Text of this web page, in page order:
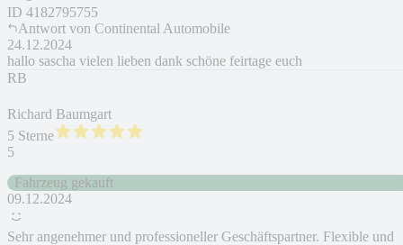
ID 4182795755
Antwort von Continental Automobile
24.12.2024
hallo sascha vielen lieben dank schöne feirtage euch
RB
Richard Baumgart
5 Sterne
5
Fahrzeug gekauft
09.12.2024
Sehr angenehmer und professioneller Geschäftspartner. Flexible und